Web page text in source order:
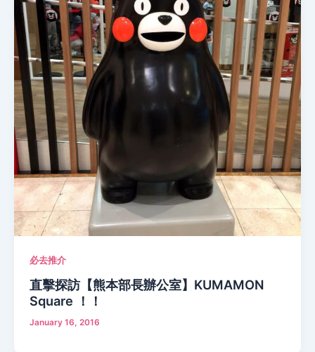
必去推介
直擊探訪【熊本部長辦公室】KUMAMON
Square ！！
January 16, 2016